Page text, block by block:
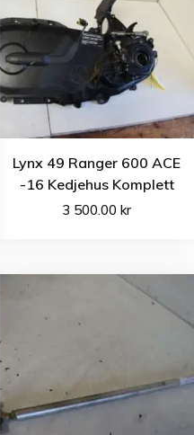
Lynx 49 Ranger 600 ACE
-16 Kedjehus Komplett
3 500.00kr